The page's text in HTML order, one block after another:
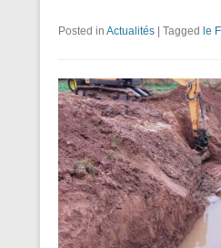
Posted in Actualités | Tagged le